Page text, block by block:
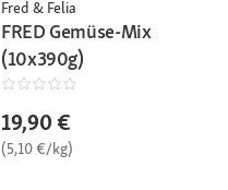
Fred & Felia
FRED Gemüse-Mix
(10x390g)
19,90 €
(5,10 €/kg)